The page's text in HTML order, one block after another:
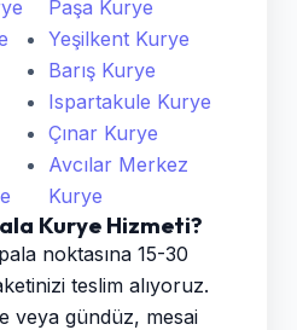
Paşa Kurye
Yeşilkent Kurye
Barış Kurye
Ispartakule Kurye
Çınar Kurye
Avcılar Merkez
Kurye
Kurye Hizmeti?
noktasına 15-30
teslim alıyoruz.
veya gündüz, mesai